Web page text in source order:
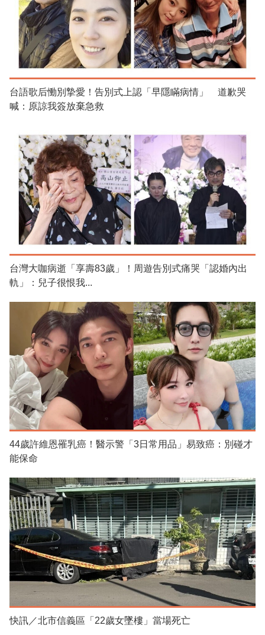
台語歌后慟別摯愛！告別式上認「早隱瞞病情」 道歉哭
喊：原諒我簽放棄急救
台灣大咖病逝「享壽83歲」！周遊告別式痛哭「認婚內出
軌」：兒子很恨我...
44歲許維恩罹乳癌！醫示警「3日常用品」易致癌：別碰才
能保命
快訊／北市信義區「22歲女墜樓」當場死亡